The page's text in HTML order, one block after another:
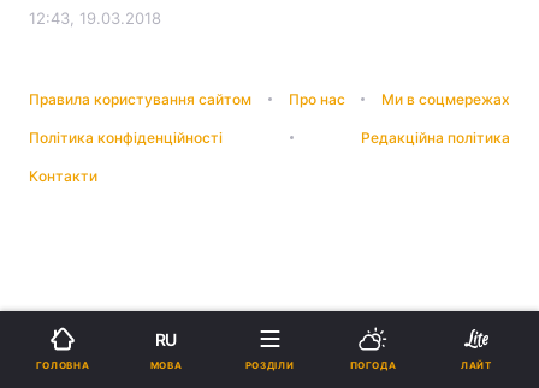
12:43, 19.03.2018
Правила користування сайтом Про нас Ми в соцмережах
Політика конфіденційності Редакційна політика
Контакти
ГОЛОВНА
RU
МОВА РОЗДІЛИ ПОГОДА ЛАЙТ